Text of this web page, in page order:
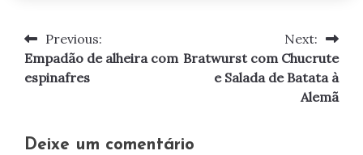
Navegação
de
Previous:
Empadão de alheira com
espinafres
Next:
Bratwurst com Chucrute
e Salada de Batata à
Alemã
Deixe um comentário